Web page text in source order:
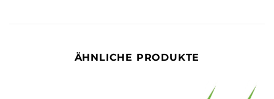
ÄHNLICHE PRODUKTE